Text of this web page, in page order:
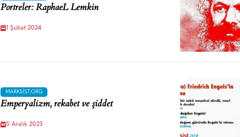
Portreler: RaphaeL Lemkin
1 Şubat 2024
MARKSIST.ORG
Emperyalizm, rekabet ve şiddet
5 Aralık 2023